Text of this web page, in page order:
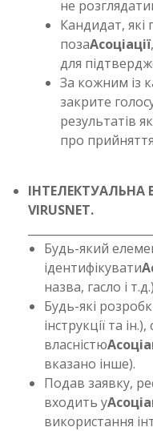
не
Кандидат,
позаАсоціації
для
За кожним із
закрите
результатів
про
ІНТЕЛЕКТУАЛЬНА
VIRUSNET.
Будь-який
ідентифікувати
назва, гасло і
Будь-які
інструкції та
власністю
вказано інше).
Подав заявку,
входить у
використання